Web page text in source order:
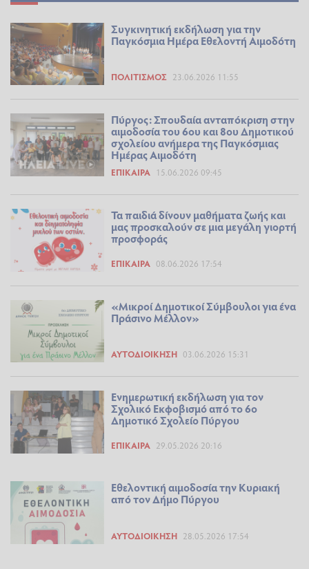
Συγκινητική εκδήλωση για την
Παγκόσμια Ημέρα Εθελοντή Αιμοδότη
ΠΟΛΙΤΙΣΜΌΣ 23.06.2026 11:55
Πύργος: Σπουδαία ανταπόκριση στην
αιμοδοσία του 6ου και 8ου Δημοτικού
σχολείου ανήμερα της Παγκόσμιας
Ημέρας Αιμοδότη
ΕΠΊΚΑΙΡΑ 15.06.2026 09:45
Τα παιδιά δίνουν μαθήματα ζωής και
μας προσκαλούν σε μια μεγάλη γιορτή
προσφοράς
ΕΠΊΚΑΙΡΑ 08.06.2026 17:54
«Μικροί Δημοτικοί Σύμβουλοι για ένα
Πράσινο Μέλλον»
ΑΥΤΟΔΙΟΊΚΗΣΗ 03.06.2026 15:31
Ενημερωτική εκδήλωση για τον
Σχολικό Εκφοβισμό από το 6ο
Δημοτικό Σχολείο Πύργου
ΕΠΊΚΑΙΡΑ 29.05.2026 20:16
Εθελοντική αιμοδοσία την Κυριακή
από τον Δήμο Πύργου
ΑΥΤΟΔΙΟΊΚΗΣΗ 28.05.2026 17:54